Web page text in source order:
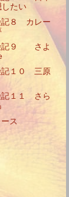
たい
記８ カレー
記９ さよ
記１０ 三原
記１１ さら
ス